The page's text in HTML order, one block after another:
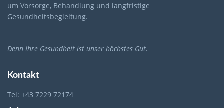
um Vorsorge, Behandlung und langfristige
Gesundheitsbegleitung.
Denn Ihre Gesundheit ist unser höchstes Gut.
Kontakt
Tel: +43 7229 72174